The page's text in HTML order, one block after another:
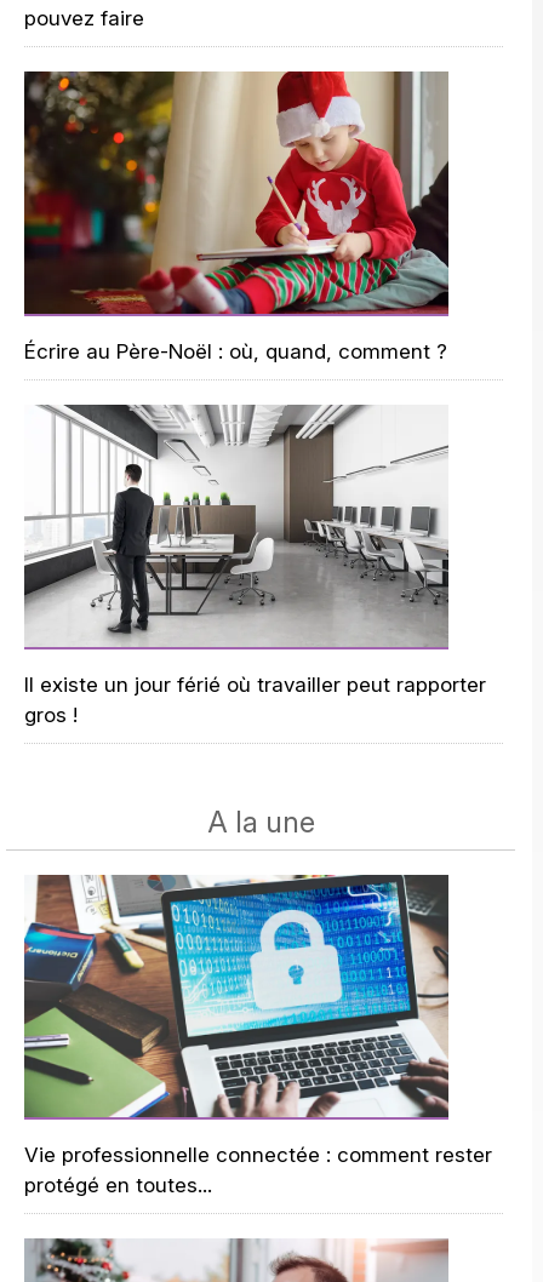
pouvez faire
Écrire au Père-Noël : où, quand, comment ?
Il existe un jour férié où travailler peut rapporter
gros !
A la une
Vie professionnelle connectée : comment rester
protégé en toutes...